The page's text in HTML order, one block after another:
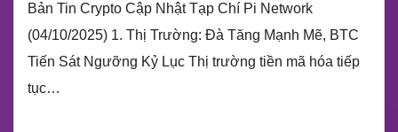
Bản Tin Crypto Cập Nhật Tạp Chí Pi Network
(04/10/2025) 1. Thị Trường: Đà Tăng Mạnh Mẽ, BTC
Tiến Sát Ngưỡng Kỷ Lục Thị trường tiền mã hóa tiếp
tục…